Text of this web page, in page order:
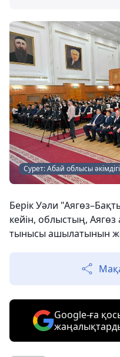
Сурет: Абай облысы әкімдігі
Берік Уәли
кейін, облыстың,
тынысы ашылатынын
Google-ға